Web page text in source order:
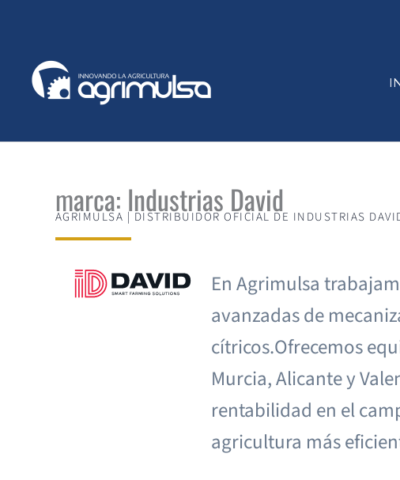
marca: Industrias David
AGRIMULSA | DISTRIBUIDOR OFICIAL DE INDUSTRIAS
En Agrimulsa
avanzadas de
cítricos.Ofrecemos
Murcia, Alicante y
rentabilidad en el
agricultura más